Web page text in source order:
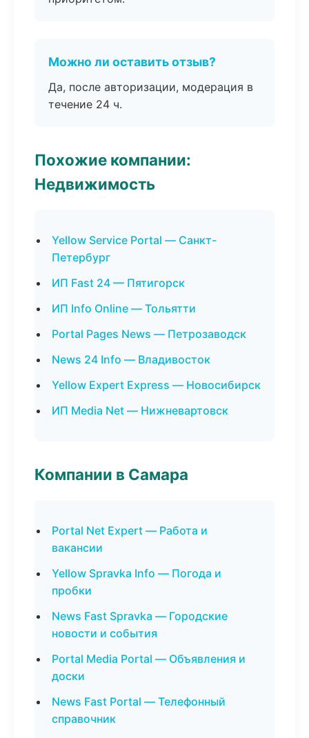
Можно ли оставить отзыв?
Да, после авторизации, модерация в
течение 24 ч.
Похожие компании:
Недвижимость
Yellow Service Portal — Санкт-
Петербург
ИП Fast 24 — Пятигорск
ИП Info Online — Тольятти
Portal Pages News — Петрозаводск
News 24 Info — Владивосток
Yellow Expert Express — Новосибирск
ИП Media Net — Нижневартовск
Компании в Самара
Portal Net Expert — Работа и
вакансии
Yellow Spravka Info — Погода и
пробки
News Fast Spravka — Городские
новости и события
Portal Media Portal — Объявления и
доски
News Fast Portal — Телефонный
справочник